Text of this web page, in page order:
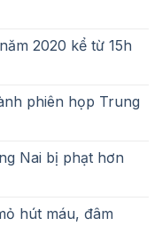
2020 kể từ 15h
phiên họp Trung
Nai bị phạt hơn
hút máu, đâm